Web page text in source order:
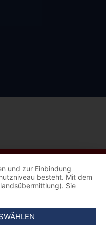
und zur Einbindung
besteht. Mit dem
Sie